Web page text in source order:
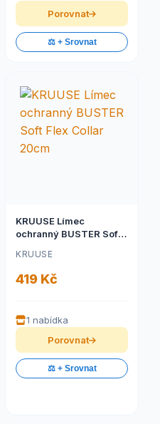
Porovnat
⚖️ + Srovnat
KRUUSE Límec
ochranný BUSTER Soft
KRUUSE
419 Kč
1 nabídka
Porovnat
⚖️ + Srovnat